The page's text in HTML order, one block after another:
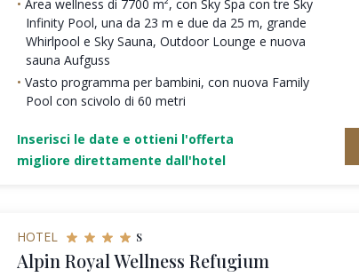
Area wellness di 7700 m², con Sky Spa con tre Sky
Infinity Pool, una da 23 m e due da 25 m, grande
Whirlpool e Sky Sauna, Outdoor Lounge e nuova
sauna Aufguss
Vasto programma per bambini, con nuova Family
Pool con scivolo di 60 metri
Inserisci le date e ottieni l'offerta
migliore direttamente dall'hotel
HOTEL s
Alpin Royal Wellness Refugium